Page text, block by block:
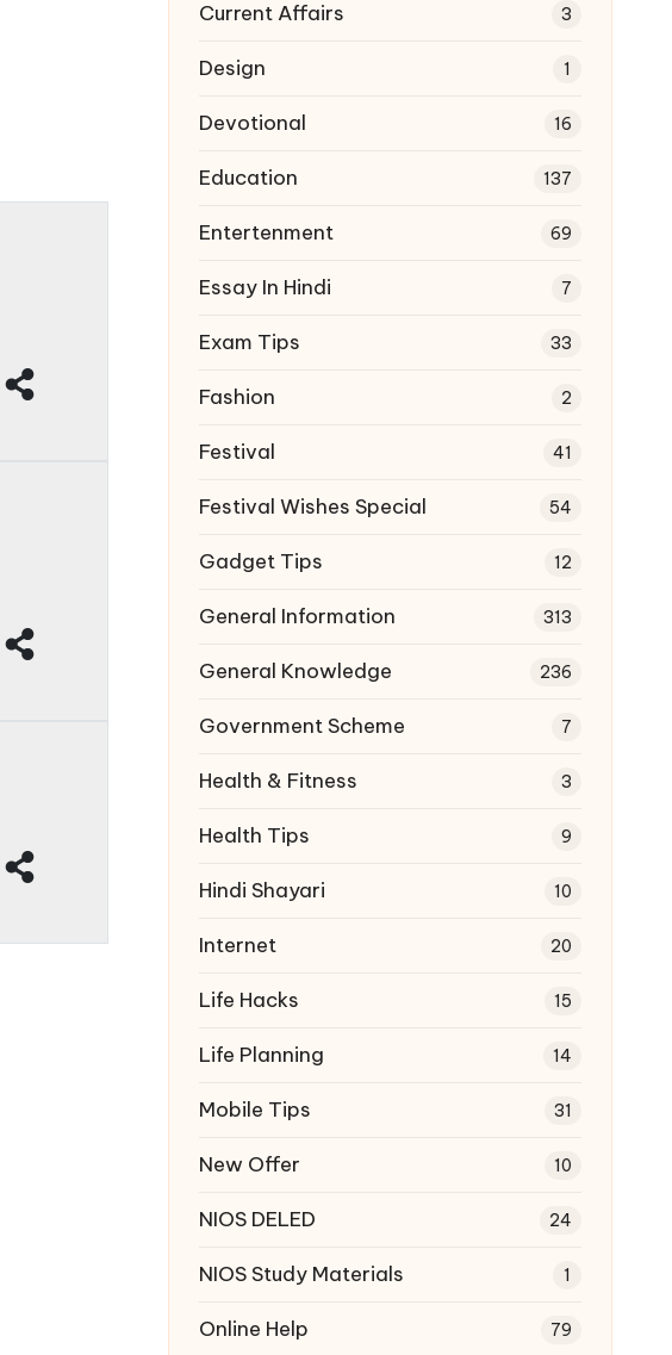
Current Affairs 3
Design 1
Devotional 16
Education 137
Entertenment 69
Essay In Hindi 7
Exam Tips 33
Fashion 2
Festival 41
Festival Wishes Special 54
Gadget Tips 12
General Information 313
General Knowledge 236
Government Scheme 7
Health & Fitness 3
Health Tips 9
Hindi Shayari 10
Internet 20
Life Hacks 15
Life Planning 14
Mobile Tips 31
New Offer 10
NIOS DELED 24
NIOS Study Materials 1
Online Help 79